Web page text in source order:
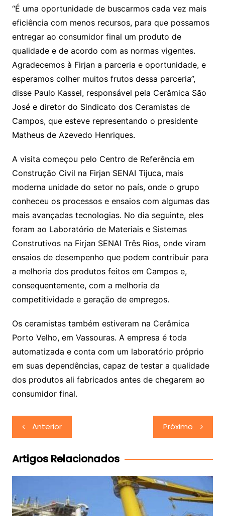
“É uma oportunidade de buscarmos cada vez mais
eficiência com menos recursos, para que possamos
entregar ao consumidor final um produto de
qualidade e de acordo com as normas vigentes.
Agradecemos à Firjan a parceria e oportunidade, e
esperamos colher muitos frutos dessa parceria”,
disse Paulo Kassel, responsável pela Cerâmica São
José e diretor do Sindicato dos Ceramistas de
Campos, que esteve representando o presidente
Matheus de Azevedo Henriques.
A visita começou pelo Centro de Referência em
Construção Civil na Firjan SENAI Tijuca, mais
moderna unidade do setor no país, onde o grupo
conheceu os processos e ensaios com algumas das
mais avançadas tecnologias. No dia seguinte, eles
foram ao Laboratório de Materiais e Sistemas
Construtivos na Firjan SENAI Três Rios, onde viram
ensaios de desempenho que podem contribuir para
a melhoria dos produtos feitos em Campos e,
consequentemente, com a melhoria da
competitividade e geração de empregos.
Os ceramistas também estiveram na Cerâmica
Porto Velho, em Vassouras. A empresa é toda
automatizada e conta com um laboratório próprio
em suas dependências, capaz de testar a qualidade
dos produtos ali fabricados antes de chegarem ao
consumidor final.
Navegação
de
Post
Anterior Próximo
Artigos Relacionados